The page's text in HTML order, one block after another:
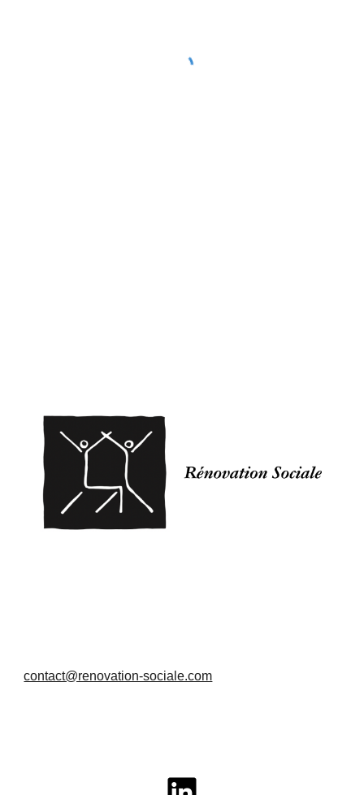
contact@renovation-sociale.com